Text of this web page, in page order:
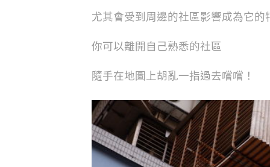
尤其會受到周邊的社區影響成為它的
你可以離開自己熟悉的社區
隨手在地圖上胡亂一指過去嚐嚐！